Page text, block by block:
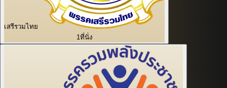
เสรีรวมไทย
1ที่นั่ง